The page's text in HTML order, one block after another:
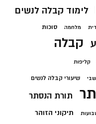
לימוד קבלה לנשים
מלחמה סוכות
קבלה
קליפות
שיעורי קבלה לנשים
תורת הנסתר
תיקוני הזוהר